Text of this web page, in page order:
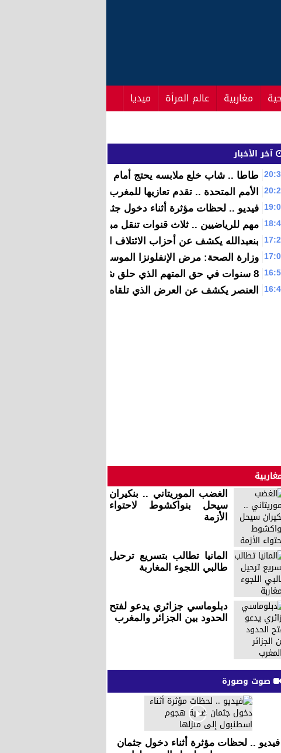
مغاربية عالم المرأة ميديا
الوسطىآخر الأخبار
طاطا .. شاب خلع ملابسه يحتج أمام مصلحة الإنعاش الوطني
الأمم المتحدة .. تقدم تعازيها للمغرب عقب مقتل جنديين
فيديو .. لحظات مؤثرة أثناء دخول جثمان ضحية هجوم اسطنبول
مهم للرياضيين .. ثلاث قنوات تنقل مباريات كأس أفريقيا مجانا
بنعبدالله يكشف عن أحزاب الائتلاف الحكومي المرتقب
وزارة الصحة: مرض الإنفلونزا الموسمية عادية ولا تدعو إلى
8 سنوات في حق المتهم الذي حلق شعر شيماء
العنصر يكشف عن العرض الذي تلقاه من بنكيران
الغضب الموريتاني .. بنكيران
سيحل بنواكشوط لاحتواء
الأزمة
المانيا تطالب بتسريع ترحيل
طالبي اللجوء المغاربة
دبلوماسي جزائري يدعو لفتح
الحدود بين الجزائر والمغرب
صوت وصورة
فيديو .. لحظات مؤثرة أثناء دخول جثمان